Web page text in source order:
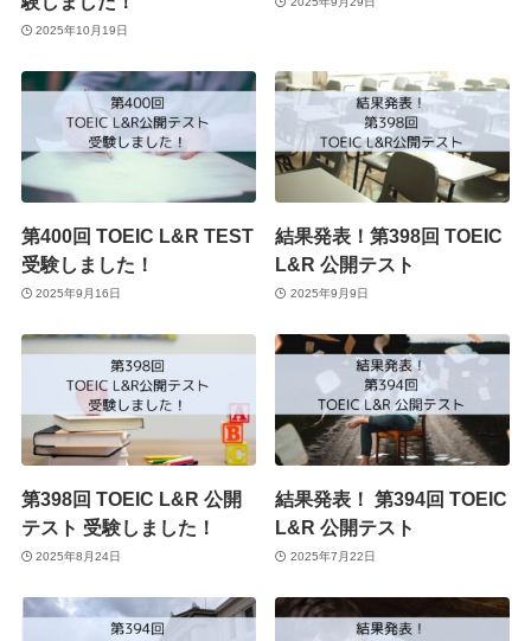
2025年10月19日
第400回 TOEIC L&R TEST
受験しました！
2025年9月16日
結果発表！第398回 TOEIC
L&R 公開テスト
2025年9月9日
第398回 TOEIC L&R 公開
テスト 受験しました！
2025年8月24日
結果発表！ 第394回 TOEIC
L&R 公開テスト
2025年7月22日